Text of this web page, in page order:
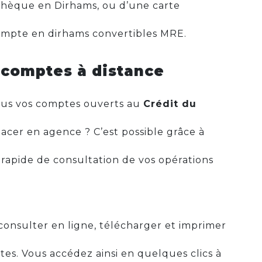
en Dirhams, ou d’une carte
en dirhams convertibles MRE.
à distance
vos comptes ouverts au Crédit du
en agence ? C’est possible grâce à
de consultation de vos opérations
en ligne, télécharger et imprimer
Vous accédez ainsi en quelques clics à